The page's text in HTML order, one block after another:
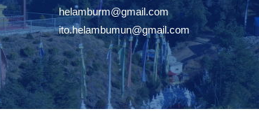
helamburm@gmail.com
ito.helambumun@gmail.com